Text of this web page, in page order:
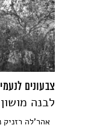
צבעונים לנעמי
לבנה מושון
אהר'לה